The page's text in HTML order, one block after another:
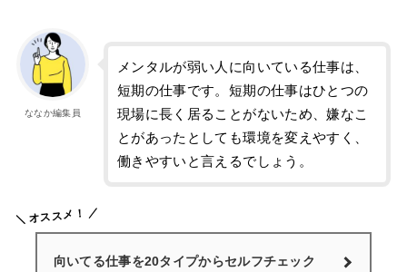
ななか編集員
メンタルが弱い人に向いている仕事は、
短期の仕事です。短期の仕事はひとつの
現場に長く居ることがないため、嫌なこ
とがあったとしても環境を変えやすく、
働きやすいと言えるでしょう。
オススメ！
向いてる仕事を20タイプからセルフチェック